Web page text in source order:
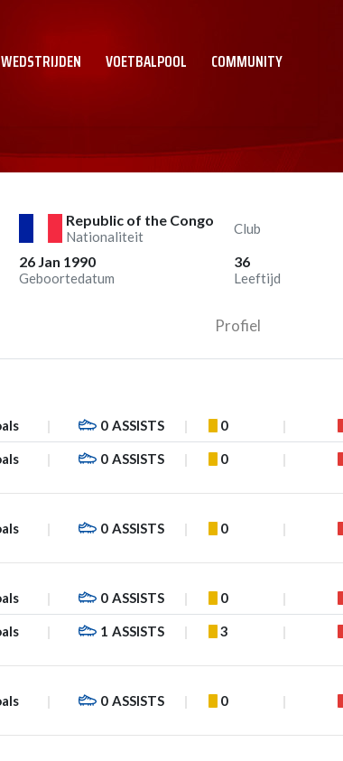
WEDSTRIJDEN VOETBALPOOL COMMUNITY
Republic of the Congo
Nationaliteit
Club
26 Jan 1990
Geboortedatum
36
Leeftijd
Profiel
0 ASSISTS 0
0 ASSISTS 0
0 ASSISTS 0
0 ASSISTS 0
1 ASSISTS 3
0 ASSISTS 0